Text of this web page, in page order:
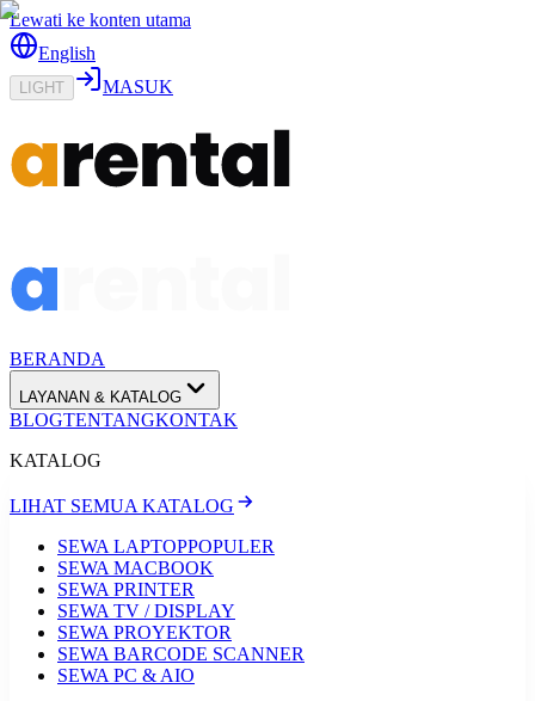
Lewati ke konten utama
English
LIGHT MASUK
BERANDA
LAYANAN & KATALOG
BLOGTENTANGKONTAK
KATALOG
LIHAT SEMUA KATALOG
SEWA LAPTOPPOPULER
SEWA MACBOOK
SEWA PRINTER
SEWA TV / DISPLAY
SEWA PROYEKTOR
SEWA BARCODE SCANNER
SEWA PC & AIO